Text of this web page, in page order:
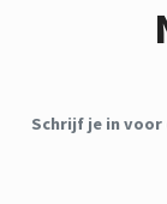
Schrijf je in